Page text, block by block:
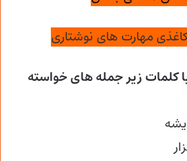
مهارت های نوشتاری
کلمات زیر جمله های خواسته